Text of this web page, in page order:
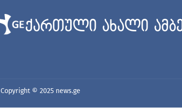
ქართული ახალი
Copyright © 2025 news.ge